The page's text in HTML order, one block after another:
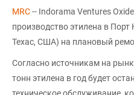
MRC-- Indorama Ventures
производство этилена в Порт
Техас, США) на плановый
Согласно источникам на
тонн этилена в год будет
техническое обслуживание,